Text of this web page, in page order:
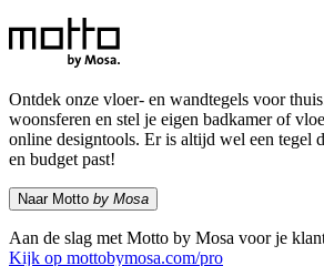
Ontdek onze vloer- en wandtegels voor
woonsferen en stel je eigen badkamer of
online designtools. Er is altijd wel een tegel
en budget past!
Naar Motto by Mosa
Aan de slag met Motto by Mosa voor je
Kijk op mottobymosa.com/pro